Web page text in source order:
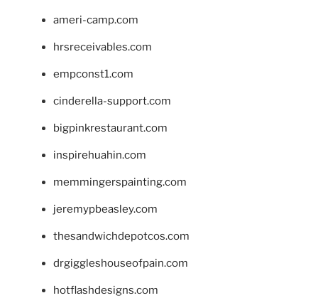
ameri-camp.com
hrsreceivables.com
empconst1.com
cinderella-support.com
bigpinkrestaurant.com
inspirehuahin.com
memmingerspainting.com
jeremypbeasley.com
thesandwichdepotcos.com
drgiggleshouseofpain.com
hotflashdesigns.com